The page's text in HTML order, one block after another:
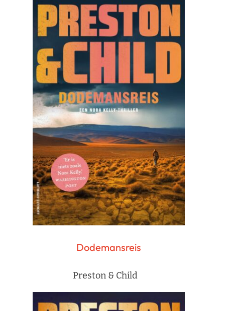
Dodemansreis
Preston & Child